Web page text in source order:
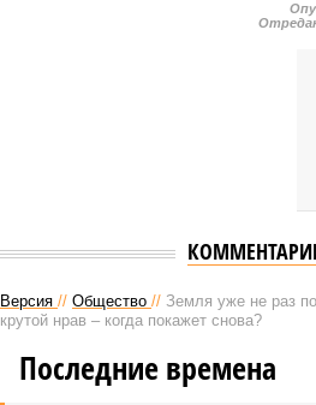
Версия // Общество // Земля уже не раз
крутой нрав – когда покажет снова?
Последние времена